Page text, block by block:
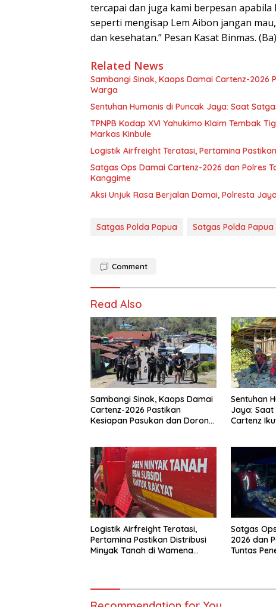
tercapai dan juga kami berpesan
seperti mengisap Lem Aibon jangan
dan kesehatan.” Pesan Kasat Binmas. (Ba)
Related News
Sambangi Sinak, Kaops Damai Cartenz-2026
Warga
Sentuhan Humanis di Puncak Jaya: Saat
TPNPB Kodap XVI Yahukimo Klaim Tembak
Markas Kinbule
Logistik Airfreight Teratasi, Pertamina
Satgas Ops Damai Cartenz-2026 dan Polres
Kanggime
Aksi Unjuk Rasa Berjalan Damai, Polresta
Satgas Polda Papua Satgas Polda Papua
Comment
Read Also
Sambangi Sinak, Kaops Damai
Cartenz-2026 Pastikan
Kesiapan Pasukan dan Dorong
Sentuhan
Jaya:
Cartenz
Logistik Airfreight Teratasi,
Pertamina Pastikan Distribusi
Minyak Tanah di Wamena
Satgas
2026 dan
Tuntas